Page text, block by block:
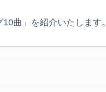
曲」を紹介いたします。